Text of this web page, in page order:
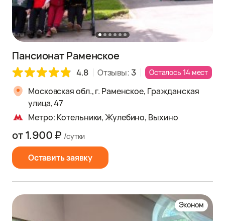
Пансионат Раменское
4.8 Отзывы:3 Осталось 14 мест
Московская обл., г. Раменское, Гражданская
улица, 47
Метро: Котельники, Жулебино, Выхино
Оставить заявку
от 1.900 ₽ /сутки
Эконом